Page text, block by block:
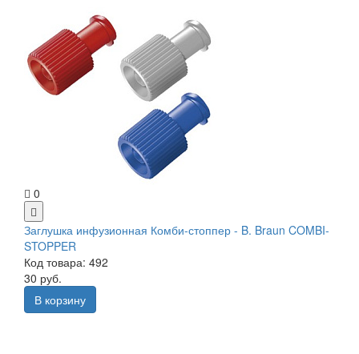
0
Заглушка инфузионная Комби-стоппер - B. Braun COMBI-
STOPPER
Код товара: 492
30 руб.
В корзину